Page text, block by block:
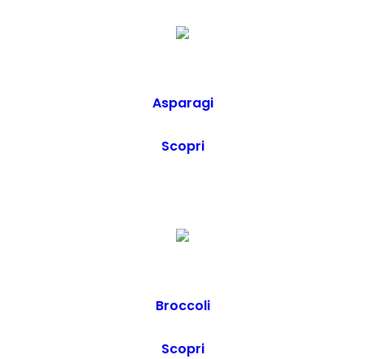
Asparagi
Scopri
Broccoli
Scopri